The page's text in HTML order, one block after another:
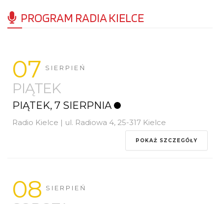
PROGRAM RADIA KIELCE
07 SIERPIEŃ
PIĄTEK
PIĄTEK, 7 SIERPNIA
Radio Kielce | ul. Radiowa 4, 25-317 Kielce
POKAŻ SZCZEGÓŁY
08 SIERPIEŃ